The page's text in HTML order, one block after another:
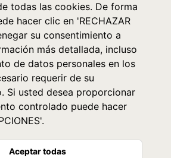
todas las cookies. De forma
hacer clic en 'RECHAZAR
su consentimiento a
más detallada, incluso
de datos personales en los
requerir de su
Si usted desea proporcionar
controlado puede hacer
Aceptar todas